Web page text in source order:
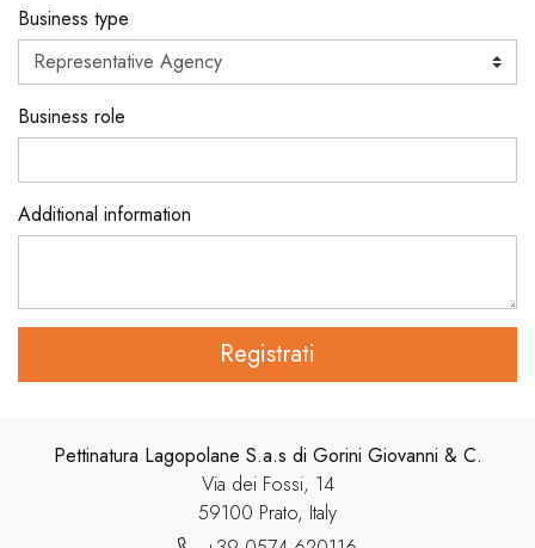
Business type
Business role
Additional information
Registrati
Pettinatura Lagopolane S.a.s di Gorini Giovanni & C.
Via dei Fossi, 14
59100 Prato, Italy